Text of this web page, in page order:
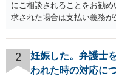
にご相談されることをお勧
求された場合は支払い義務
2
妊娠した。弁護士
われた時の対応に